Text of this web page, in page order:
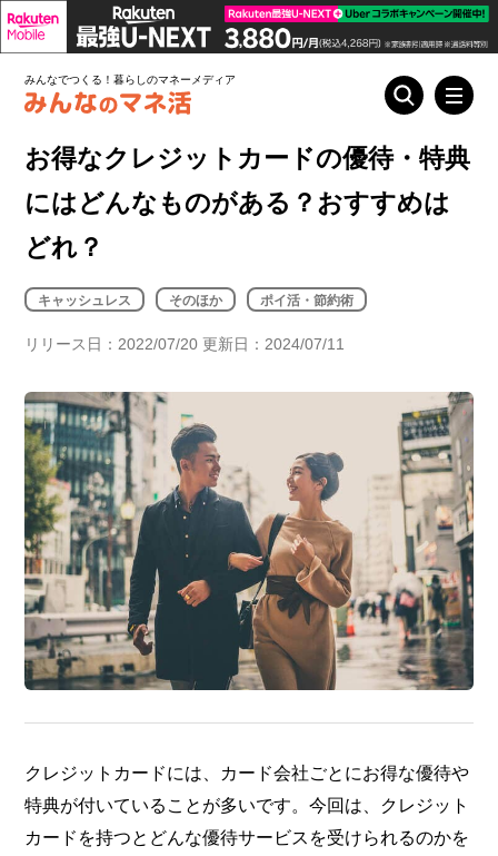
みんなでつくる！暮らしのマネーメディア
お得なクレジットカードの優待・特典
にはどんなものがある？おすすめは
どれ？
キャッシュレス そのほか ポイ活・節約術
リリース日：2022/07/20 更新日：2024/07/11
クレジットカードには、カード会社ごとにお得な優待や
特典が付いていることが多いです。今回は、クレジット
カードを持つとどんな優待サービスを受けられるのかを